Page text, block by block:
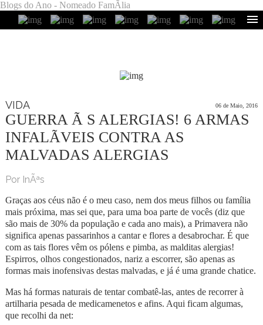
Blogs do Ano - Nomeado FamÃ­lia
VIDA 06 de Maio, 2016
GUERRA Ã S ALERGIAS! 6 ARMAS
INFALÃ­VEIS CONTRA AS
MALVADAS ALERGIAS
Por InÃªs
Graças aos céus não é o meu caso, nem dos meus filhos ou família
mais próxima, mas sei que, para uma boa parte de vocês (diz que
são mais de 30% da população e cada ano mais), a Primavera não
significa apenas passarinhos a cantar e flores a desabrochar. É que
com as tais flores vêm os pólens e pimba, as malditas alergias!
Espirros, olhos congestionados, nariz a escorrer, são apenas as
formas mais inofensivas destas malvadas, e já é uma grande chatice.
Mas há formas naturais de tentar combatê-las, antes de recorrer à
artilharia pesada de medicamenetos e afins. Aqui ficam algumas,
que recolhi da net: